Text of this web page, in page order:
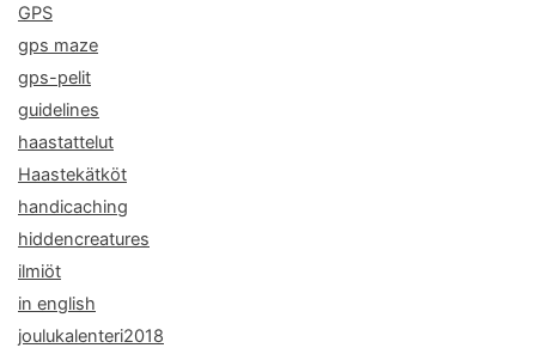
GPS
gps maze
gps-pelit
guidelines
haastattelut
Haastekätköt
handicaching
hiddencreatures
ilmiöt
in english
joulukalenteri2018